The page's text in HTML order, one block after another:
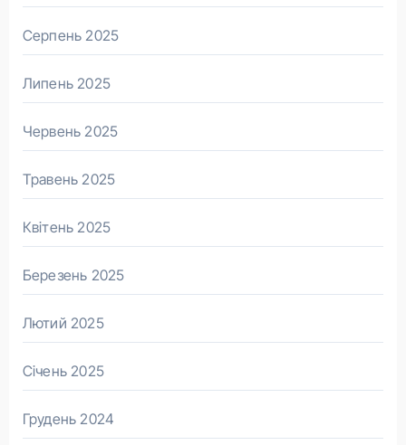
Серпень 2025
Липень 2025
Червень 2025
Травень 2025
Квітень 2025
Березень 2025
Лютий 2025
Січень 2025
Грудень 2024